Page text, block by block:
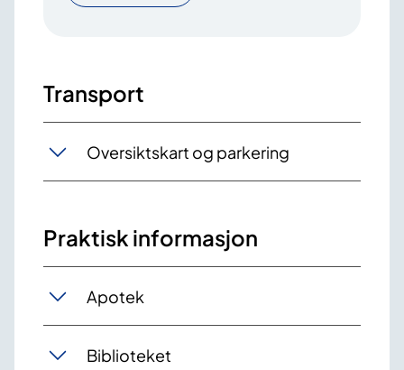
Transport
Oversiktskart og parkering
Praktisk informasjon
Apotek
Biblioteket